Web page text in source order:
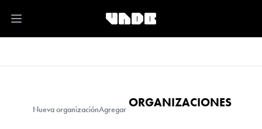
Open main menu
Nueva organizaciónAgregar ORGANIZACIONES